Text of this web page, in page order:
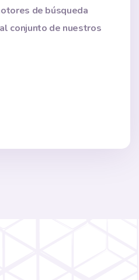
de búsqueda
conjunto de nuestros